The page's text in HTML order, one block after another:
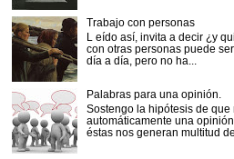
Trabajo con personas
L eído así, invita a decir ¿y
con otras personas puede
día a día, pero no ha...
Palabras para una opinión.
Sostengo la hipótesis de que
automáticamente una
éstas nos generan multitud